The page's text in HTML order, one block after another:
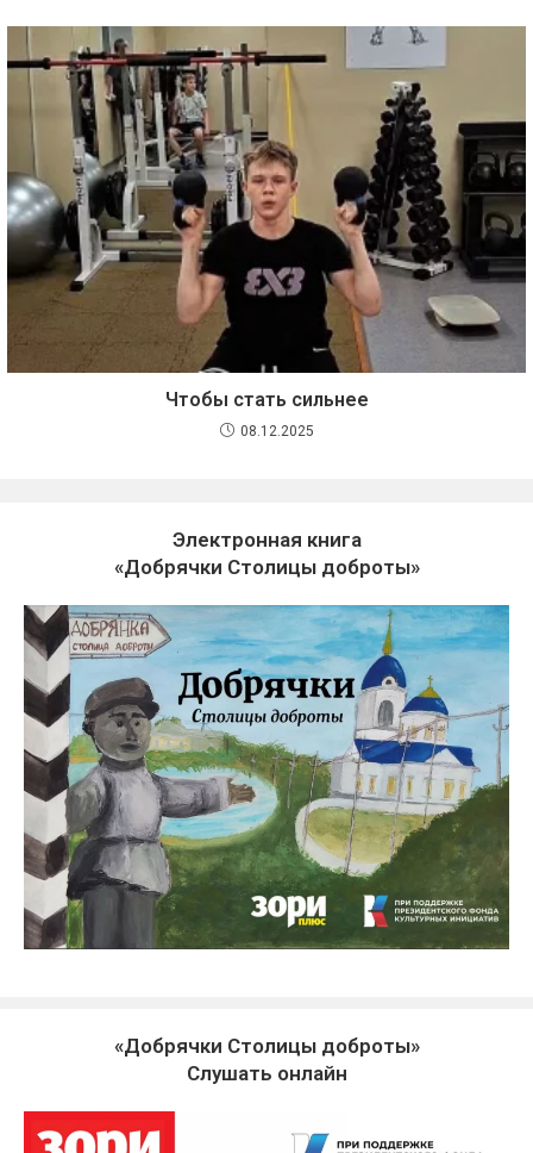
Чтобы стать сильнее
08.12.2025
Электронная книга
«Добрячки Столицы доброты»
«Добрячки Столицы доброты»
Слушать онлайн